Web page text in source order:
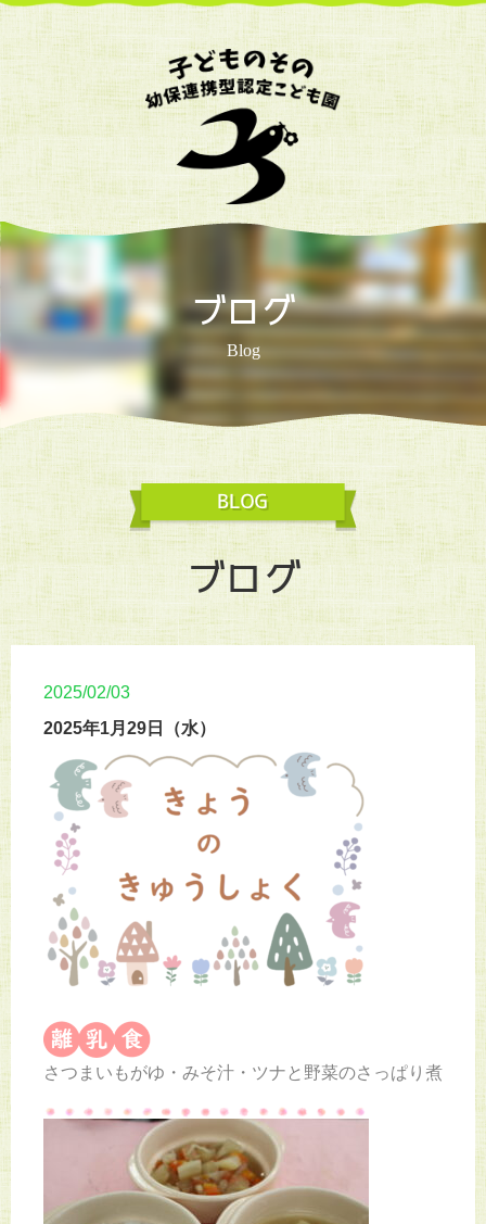
ブログ
Blog
ブログ
2025/02/03
2025年1月29日（水）
さつまいもがゆ・みそ汁・ツナと野菜のさっぱり煮